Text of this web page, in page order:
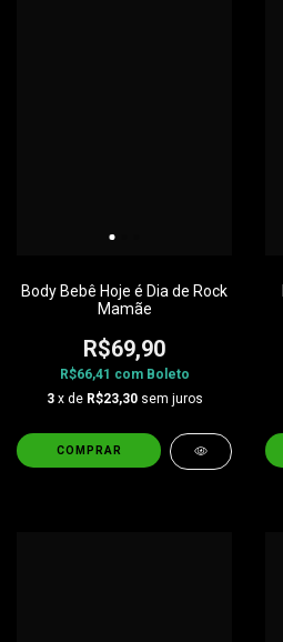
Body Bebê Hoje é Dia de Rock
Mamãe
R$69,90
R$66,41 com Boleto
3 x de R$23,30 sem juros
COMPRAR